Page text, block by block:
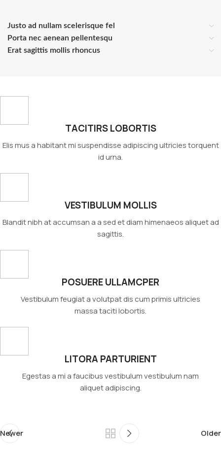
Justo ad nullam scelerisque fel
Porta nec aenean pellentesqu
Erat sagittis mollis rhoncus
TACITIRS LOBORTIS
Elis mus a habitant mi suspendisse adipiscing ultricies torquent
id urna.
VESTIBULUM MOLLIS
Blandit nibh at accumsan a a sed et diam himenaeos aliquet ad
sagittis.
POSUERE ULLAMCPER
Vestibulum feugiat a volutpat dis cum primis ultricies
massa taciti lobortis.
LITORA PARTURIENT
Egestas a mi a faucibus vestibulum vestibulum nam
aliquet adipiscing.
Newer Older